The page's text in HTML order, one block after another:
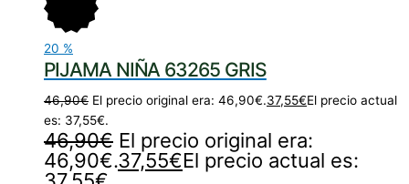
20 %
PIJAMA NIÑA 63265 GRIS
46,90€ El precio original era: 46,90€.37,55€El precio actual
es: 37,55€.
46,90€ El precio original era:
46,90€.37,55€El precio actual es: